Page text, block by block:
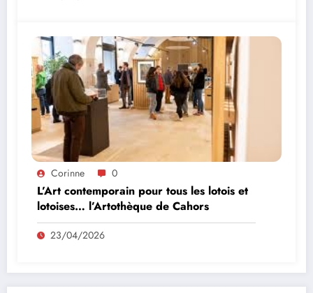
Corinne 0
L’Art contemporain pour tous les lotois et
lotoises… l’Artothèque de Cahors
23/04/2026